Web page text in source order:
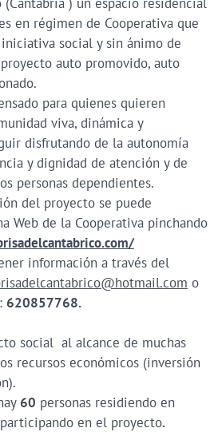
en régimen de Cooperativa que
social y sin ánimo de
auto promovido, auto
para quienes quieren
viva, dinámica y
disfrutando de la autonomía
y dignidad de atención y de
personas dependientes.
del proyecto se puede
Web de la Cooperativa pinchando
información a través del
o
620857768.
social al alcance de muchas
recursos económicos (inversión
60 personas residiendo en
en el proyecto.